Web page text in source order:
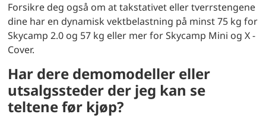
Forsikre deg også om at takstativet eller tverrstengene
dine har en dynamisk vektbelastning på minst 75 kg for
Skycamp 2.0 og 57 kg eller mer for Skycamp Mini og X -
Cover.
Har dere demomodeller eller
utsalgssteder der jeg kan se
teltene før kjøp?